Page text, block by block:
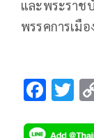
และพระราช
พรรคการเมื
F T